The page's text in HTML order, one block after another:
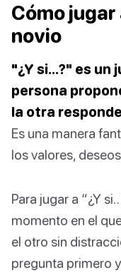
Cómo jugar
novio
"¿Y si…?" es un
persona
la otra
Es una manera
los valores,
Para jugar a “¿Y
momento en el
el otro sin
pregunta primero